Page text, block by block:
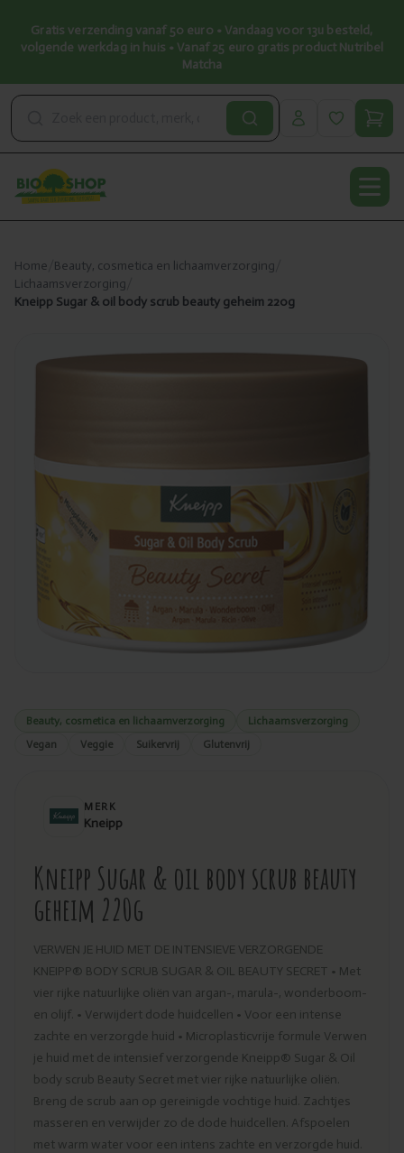
Gratis verzending vanaf 50 euro • Vandaag voor 13u besteld,
volgende werkdag in huis • Vanaf 25 euro gratis product Nutribel
Matcha
Home Beauty, cosmetica en lichaamverzorging
Lichaamsverzorging
Kneipp Sugar & oil body scrub beauty geheim 220g
Beauty, cosmetica en lichaamverzorging
Lichaamsverzorging
Vegan
Veggie Suikervrij Glutenvrij
MERK
Kneipp
Kneipp Sugar & oil body scrub beauty
geheim 220g
VERWEN JE HUID MET DE INTENSIEVE VERZORGENDE
KNEIPP® BODY SCRUB SUGAR & OIL BEAUTY SECRET • Met
vier rijke natuurlijke oliën van argan-, marula-, wonderboom-
en olijf. • Verwijdert dode huidcellen • Voor een intense
zachte en verzorgde huid • Microplasticvrije formule Verwen
je huid met de intensief verzorgende Kneipp® Sugar & Oil
body scrub Beauty Secret met vier rijke natuurlijke oliën.
Breng de scrub aan op gereinigde vochtige huid. Zachtjes
masseren en verwijder zo de dode huidcellen. Afspoelen
met warm water voor een intens zachte en verzorgde huid.